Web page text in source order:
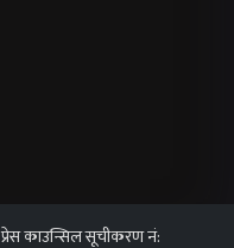
प्रेस काउन्सिल सूचीकरण नं: